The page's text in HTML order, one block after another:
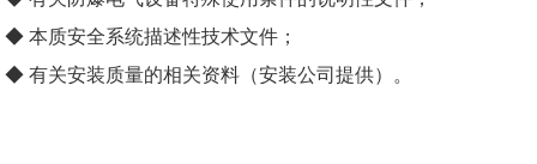
◆ 本质安全系统描述性技术文件；
◆ 有关安装质量的相关资料（安装公司提供）。